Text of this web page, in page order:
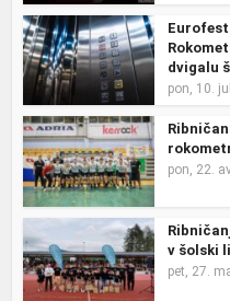
dvigalu
pon, 10.
pon, 22.
v šolski
pet, 27.